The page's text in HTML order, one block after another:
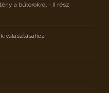
a bútorokról - II rész